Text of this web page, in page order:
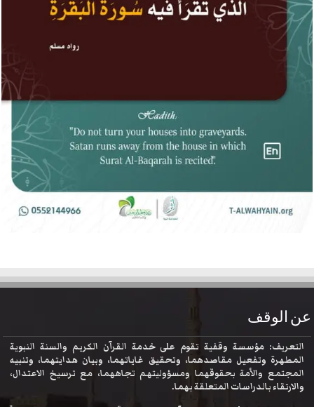
عن الوقف
التعريف: مؤسسة وقفية تقوم على خدمة القرآن الكريم والسنة النبوية
المطهرة وتفعيل مقاصدهما، وتحقيق غاياتهما، وبيان هدايتهما، وتنبيه
المجتمع والأمة بحقوقهما ومسؤوليتهم تجاههما، مع ترسيخ الاعتدال،
والارتقاء بالدراسات المتعلقة بهما.